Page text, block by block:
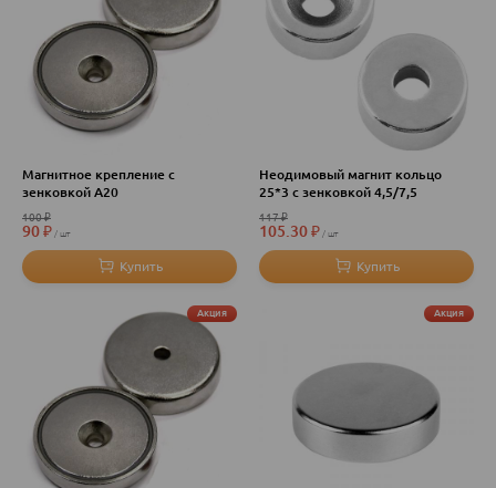
Магнитное крепление с
зенковкой A20
100₽
90₽ шт
Неодимовый магнит кольцо
25*3 с зенковкой 4,5/7,5
117₽
105.30₽ шт
Акция Акция